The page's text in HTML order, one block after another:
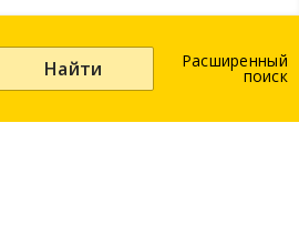
Найти Расширенный
поиск